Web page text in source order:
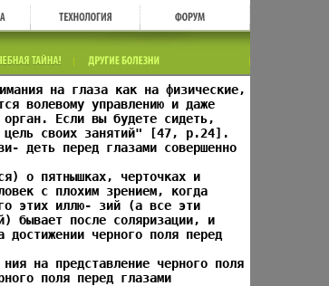
на глаза как на физические,
волевому управлению и даже
Если вы будете сидеть,
цель своих занятий" [47, р.24].
деть перед глазами совершенно
о пятнышках, черточках и
с плохим зрением, когда
этих иллю- зий (а все эти
бывает после соляризации, и
черного поля перед
на представление черного поля
поля перед глазами